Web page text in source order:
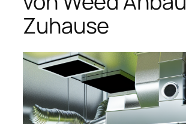
Zuhause